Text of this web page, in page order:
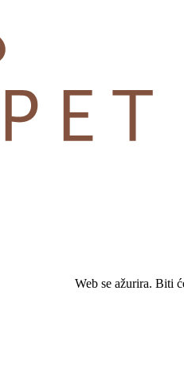
Web se ažurira. Biti